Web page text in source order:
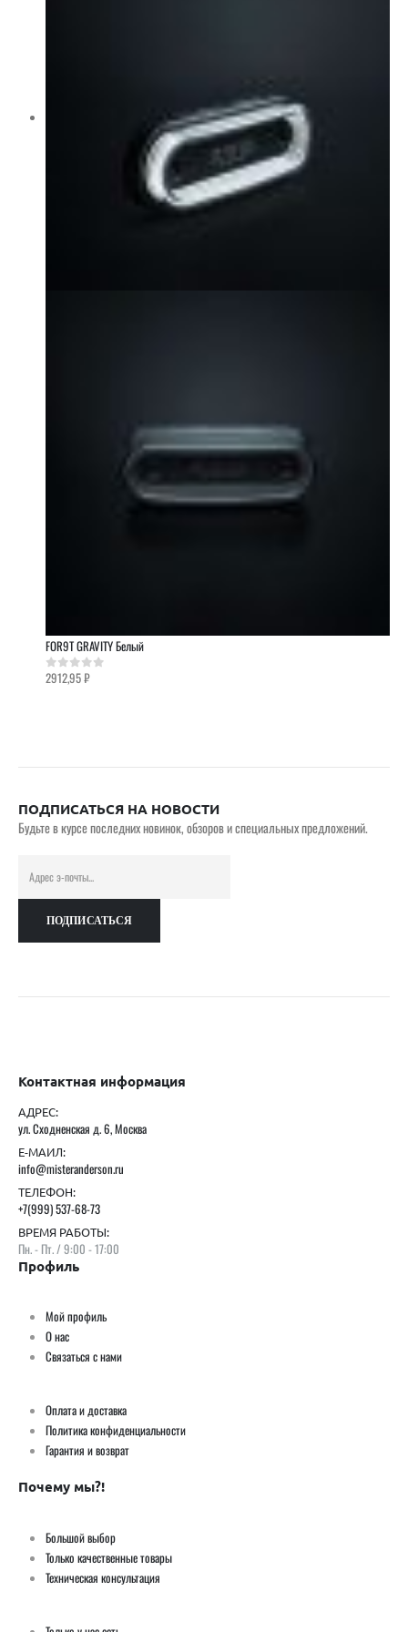
FOR9T GRAVITY Белый
0out of 5
2912,95₽
ПОДПИСАТЬСЯ НА НОВОСТИ
Будьте в курсе последних новинок, обзоров и специальных предложений.
Контактная информация
АДРЕС:
ул. Сходненская д. 6, Москва
Е-МАИЛ:
info@misteranderson.ru
ТЕЛЕФОН:
+7(999) 537-68-73
ВРЕМЯ РАБОТЫ:
Пн. - Пт. / 9:00 - 17:00
Профиль
Мой профиль
О нас
Связаться с нами
Оплата и доставка
Политика конфиденциальности
Гарантия и возврат
Почему мы?!
Большой выбор
Только качественные товары
Техническая консультация